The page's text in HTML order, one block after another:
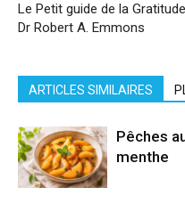
Le Petit guide de la
Dr Robert A. Emmons
ARTICLES SIMILAIRES
Pêches
menthe